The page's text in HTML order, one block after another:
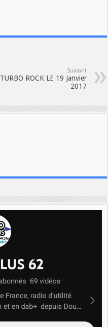
Suivant
TURBO ROCK LE 19 Janvier
2017